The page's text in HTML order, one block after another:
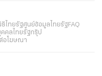
ไทยรัฐศูนย์ข้อมูลไทยรัฐFAQ
คลไทยรัฐกรุ๊ป
อโฆษณา